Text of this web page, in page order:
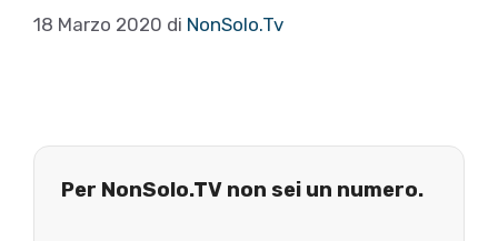
18 Marzo 2020 di NonSolo.Tv
Per NonSolo.TV non sei un numero.